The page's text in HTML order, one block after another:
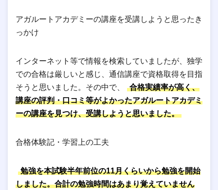
アガルートアカデミーの講座を受講しようと思ったき
っかけ
インターネット等で情報を検索していましたが、独学
での合格は厳しいと感じ、通信講座で資格取得を目指
そうと思いました。その中で、
合格実績率が高く、
講座の評判・口コミ等がよかったアガルートアカデミ
ーの講座を見つけ、受講しようと思いました。
合格体験記・学習上の工夫
勉強を本試験半年前位の11月くらいから勉強を開始
しました。合計の勉強時間はあまり覚えていません